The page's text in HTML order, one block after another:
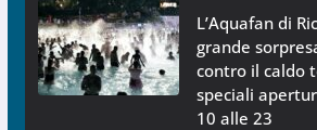
L’Aquafan di
grande
contro il caldo
speciali
10 alle 23